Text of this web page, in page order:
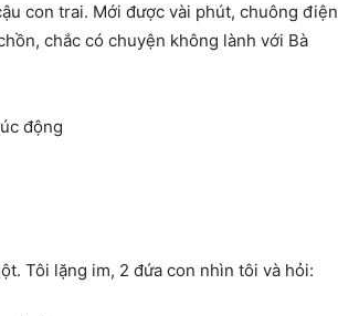
con trai. Mới được vài phút, chuông điện
chắc có chuyện không lành với Bà
động
Tôi lặng im, 2 đứa con nhìn tôi và hỏi: